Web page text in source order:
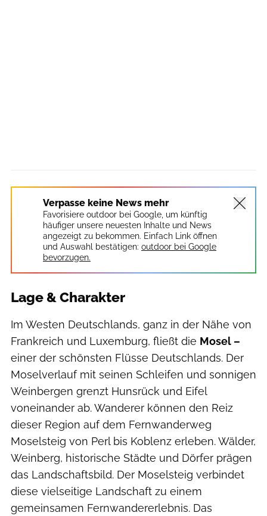
Verpasse keine News mehr
Favorisiere outdoor bei Google, um künftig
häufiger unsere neuesten Inhalte und News
angezeigt zu bekommen. Einfach Link öffnen
und Auswahl bestätigen: outdoor bei Google
bevorzugen.
Lage & Charakter
Im Westen Deutschlands, ganz in der Nähe von
Frankreich und Luxemburg, fließt die Mosel –
einer der schönsten Flüsse Deutschlands. Der
Moselverlauf mit seinen Schleifen und sonnigen
Weinbergen grenzt Hunsrück und Eifel
voneinander ab. Wanderer können den Reiz
dieser Region auf dem Fernwanderweg
Moselsteig von Perl bis Koblenz erleben. Wälder,
Weinberg, historische Städte und Dörfer prägen
das Landschaftsbild. Der Moselsteig verbindet
diese vielseitige Landschaft zu einem
gemeinsamen Fernwandererlebnis. Das